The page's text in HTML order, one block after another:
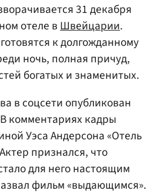
31 декабря
отеле вШвейцарии.
к долгожданному
ночь, полная причуд,
богатых и знаменитых.
в соцсети опубликован
комментариях кадры
Уэса Андерсона «Отель
признался, что
для него настоящим
фильм «выдающимся».